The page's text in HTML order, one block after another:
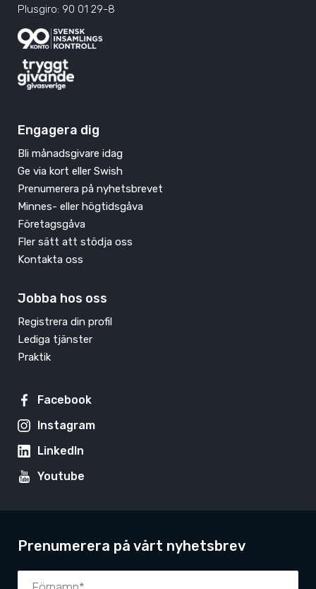
Plusgiro: 90 01 29-8
Engagera dig
Bli månadsgivare idag
Ge via kort eller Swish
Prenumerera på nyhetsbrevet
Minnes- eller högtidsgåva
Företagsgåva
Fler sätt att stödja oss
Kontakta oss
Jobba hos oss
Registrera din profil
Lediga tjänster
Praktik
Facebook
Instagram
LinkedIn
Youtube
Prenumerera på vårt nyhetsbrev